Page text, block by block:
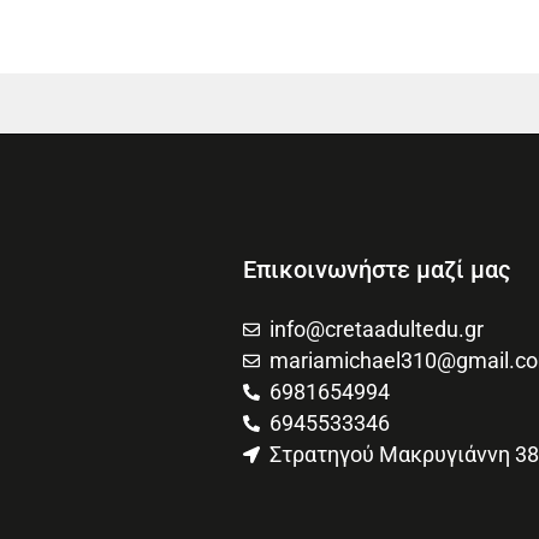
Επικοινωνήστε μαζί μας
info@cretaadultedu.gr
6981654994
6945533346
Στρατηγού Μακρυγιάννη